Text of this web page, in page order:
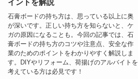
イントを解説
石膏ボードの持ち方は、思っている以上に奥
が深いです。正しい持ち方を知らないと、ケ
ガの原因になることも。今回の記事では、石
膏ボードの持ち方のコツや注意点、安全な作
業のためのポイントをわかりやすく解説しま
す。DIYやリフォーム、荷揚げのアルバイトを
考えている方は必見です！